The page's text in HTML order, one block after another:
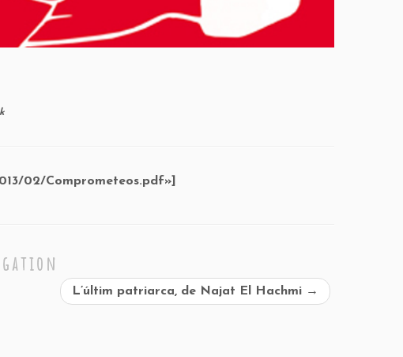
02/Comprometeos.pdf»]
L’últim patriarca, de Najat El Hachmi →